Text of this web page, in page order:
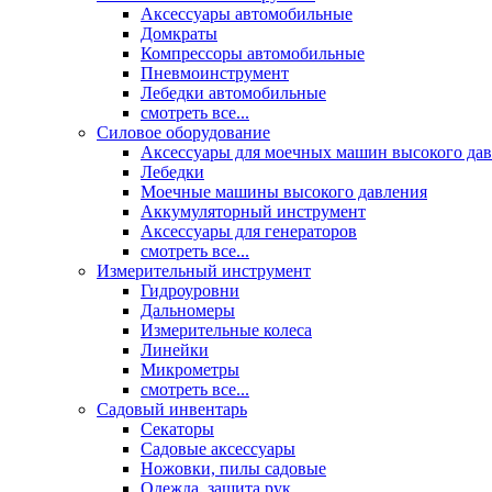
Аксессуары автомобильные
Домкраты
Компрессоры автомобильные
Пневмоинструмент
Лебедки автомобильные
смотреть все...
Силовое оборудование
Аксессуары для моечных машин высокого
Лебедки
Моечные машины высокого давления
Аккумуляторный инструмент
Аксессуары для генераторов
смотреть все...
Измерительный инструмент
Гидроуровни
Дальномеры
Измерительные колеса
Линейки
Микрометры
смотреть все...
Садовый инвентарь
Секаторы
Садовые аксессуары
Ножовки, пилы садовые
Одежда, защита рук